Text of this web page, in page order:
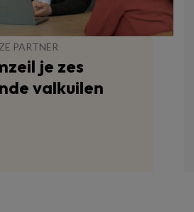
PARTNER
je zes
valkuilen